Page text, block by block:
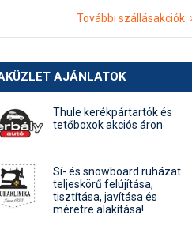
További szállásakciók
AJÁNLATOK
Thule kerékpártartók és
tetőboxok akciós áron
Sí- és snowboard ruházat
teljeskörű felújítása,
tisztítása, javítása és
méretre alakítása!